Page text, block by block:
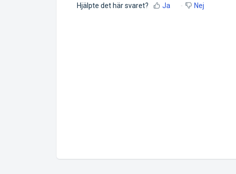
Hjälpte det här svaret? Ja Nej